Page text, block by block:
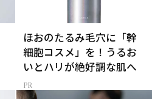
ほおのたるみ毛穴に「幹
細胞コスメ」を！うるお
いとハリが絶好調な肌へ